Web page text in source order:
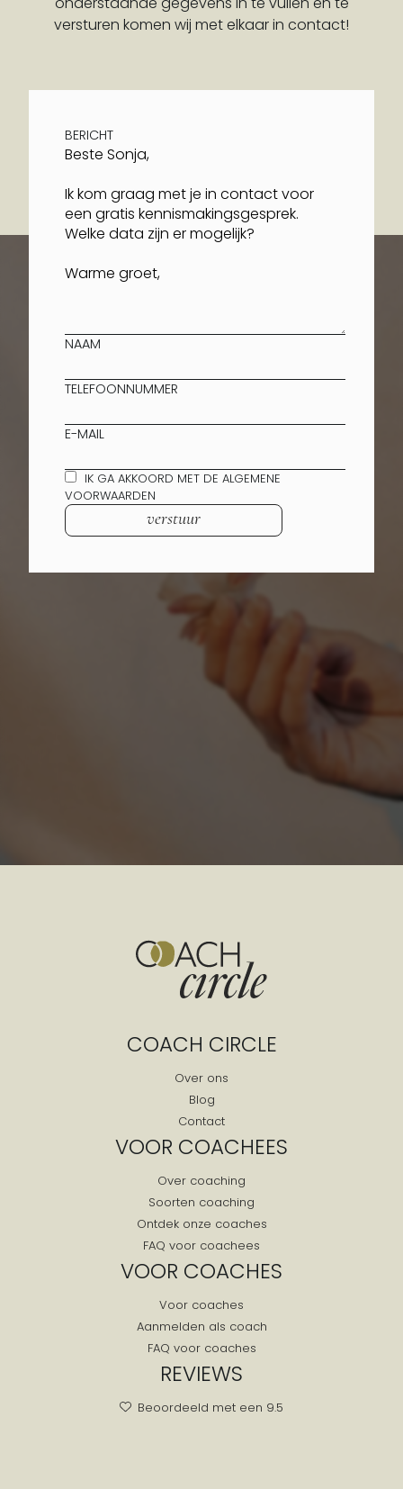
versturen komen wij met elkaar in contact!
BERICHT
NAAM
TELEFOONNUMMER
E-MAIL
IK GA AKKOORD MET DE ALGEMENE
VOORWAARDEN
verstuur
COACH CIRCLE
Over ons
Blog
Contact
VOOR COACHEES
Over coaching
Soorten coaching
Ontdek onze coaches
FAQ voor coachees
VOOR COACHES
Voor coaches
Aanmelden als coach
FAQ voor coaches
REVIEWS
Beoordeeld met een 9.5